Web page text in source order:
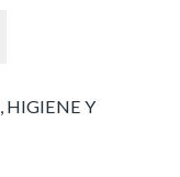
HIGIENE Y